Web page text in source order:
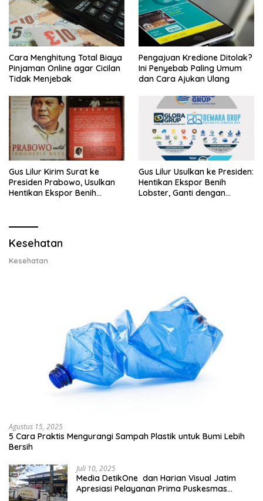
Cara Menghitung Total Biaya
Pinjaman Online agar Cicilan
Tidak Menjebak
Pengajuan Kredione Ditolak?
Ini Penyebab Paling Umum
dan Cara Ajukan Ulang
Gus Lilur Kirim Surat ke
Presiden Prabowo, Usulkan
Hentikan Ekspor Benih
Gus Lilur Usulkan ke Presiden:
Hentikan Ekspor Benih
Lobster, Ganti dengan
Kesehatan
Kesehatan
Agustus 15, 2025
5 Cara Praktis Mengurangi Sampah Plastik untuk Bumi Lebih
Bersih
Juli 10, 2025
Media DetikOne dan Harian Visual Jatim
Apresiasi Pelayanan Prima Puskesmas